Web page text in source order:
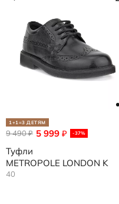
1+1=3 ДЕТЯМ
5 999 ₽ -37%
9 490₽
Туфли
METROPOLE LONDON K
40